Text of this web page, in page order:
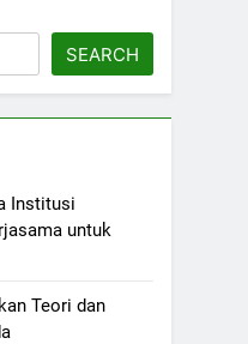
SEARCH
Institusi
untuk
Teori dan